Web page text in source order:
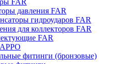
FAR
давления FAR
гидроударов FAR
для коллекторов FAR
FAR
фитинги (бронзовые)